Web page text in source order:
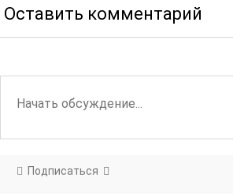
Оставить комментарий
Подписаться